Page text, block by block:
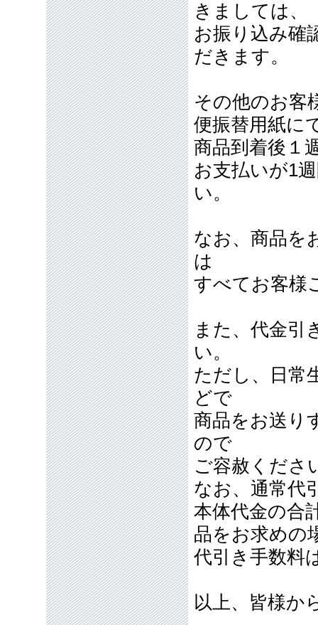
きましては、
お振り込み確
だきます。
その他のお客
便振替用紙に
商品到着後１
お支払いが1
い。
なお、商品を
は
すべてお客様
また、代金引
い。
ただし、日常
どで
商品をお送り
ので
ご容赦くださ
なお、通常代
本体代金の合
品をお求めの
代引き手数料
以上、皆様か